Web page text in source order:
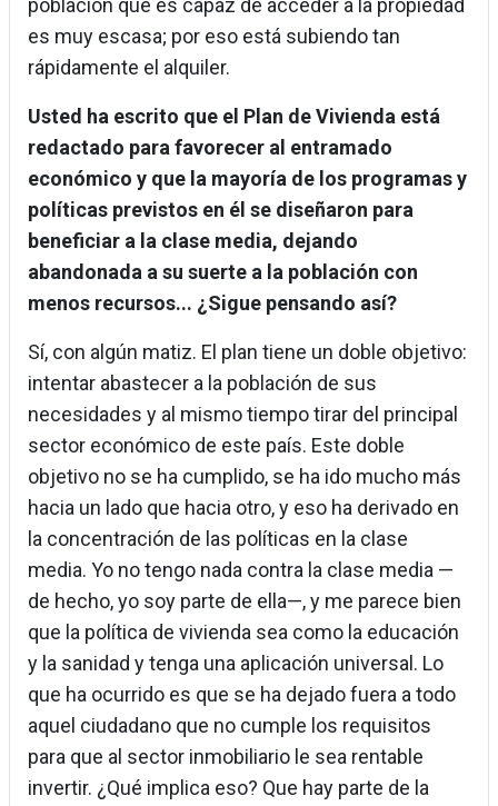
población que es capaz de acceder a la propiedad
es muy escasa; por eso está subiendo tan
rápidamente el alquiler.
Usted ha escrito que el Plan de Vivienda está
redactado para favorecer al entramado
económico y que la mayoría de los programas y
políticas previstos en él se diseñaron para
beneficiar a la clase media, dejando
abandonada a su suerte a la población con
menos recursos... ¿Sigue pensando así?
Sí, con algún matiz. El plan tiene un doble objetivo:
intentar abastecer a la población de sus
necesidades y al mismo tiempo tirar del principal
sector económico de este país. Este doble
objetivo no se ha cumplido, se ha ido mucho más
hacia un lado que hacia otro, y eso ha derivado en
la concentración de las políticas en la clase
media. Yo no tengo nada contra la clase media —
de hecho, yo soy parte de ella—, y me parece bien
que la política de vivienda sea como la educación
y la sanidad y tenga una aplicación universal. Lo
que ha ocurrido es que se ha dejado fuera a todo
aquel ciudadano que no cumple los requisitos
para que al sector inmobiliario le sea rentable
invertir. ¿Qué implica eso? Que hay parte de la